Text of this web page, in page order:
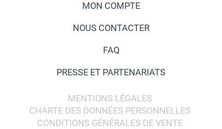
MON COMPTE
NOUS CONTACTER
FAQ
PRESSE ET PARTENARIATS
MENTIONS LÉGALES
CHARTE DES DONNÉES PERSONNELLES
CONDITIONS GÉNÉRALES DE VENTE